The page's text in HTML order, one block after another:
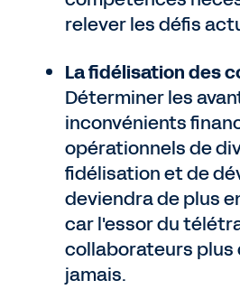
relever les défis
La fidélisation des
Déterminer les
inconvénients
opérationnels de
fidélisation et de
deviendra de plus
car l'essor du
collaborateurs plus
jamais.